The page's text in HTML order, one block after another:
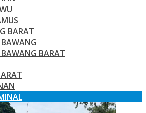
BARAT
BARAT